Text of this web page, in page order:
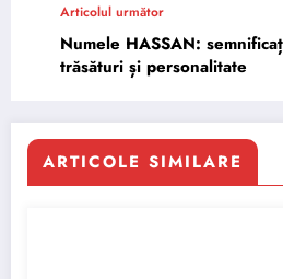
Articolul următor
Numele HASSAN:
trăsături și personalitate
ARTICOLE SIMILARE